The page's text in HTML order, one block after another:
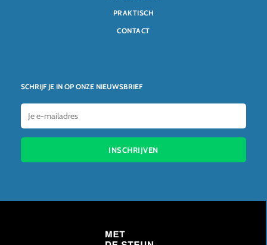
SCHRIJF JE IN OP ONZE NIEUWSBRIEF
INSCHRIJVEN
PRAKTISCH
CONTACT